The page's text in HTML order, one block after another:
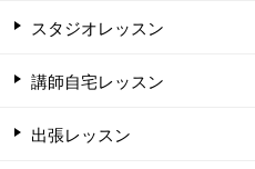
スタジオレッスン
講師自宅レッスン
出張レッスン